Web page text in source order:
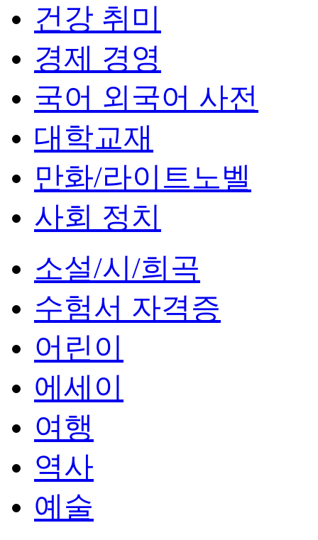
건강 취미
경제 경영
국어 외국어 사전
대학교재
만화/라이트노벨
사회 정치
소설/시/희곡
수험서 자격증
어린이
에세이
여행
역사
예술